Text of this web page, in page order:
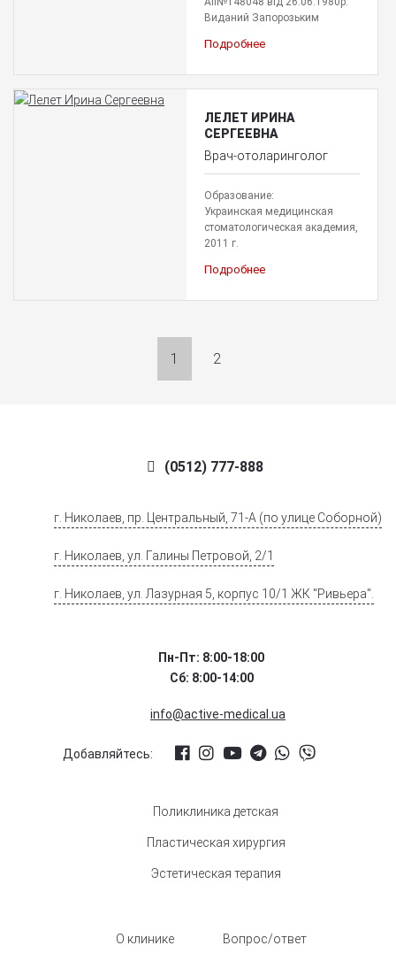
Виданий Запорозьким
Подробнее
ЛЕЛЕТ ИРИНА
СЕРГЕЕВНА
Врач-отоларинголог
Образование:
Украинская медицинская
стоматологическая академия,
2011 г.
Подробнее
1 2
(0512) 777-888
г. Николаев, пр. Центральный, 71-А (по улице Соборной)
г. Николаев, ул. Галины Петровой, 2/1
г. Николаев, ул. Лазурная 5, корпус 10/1 ЖК "Ривьера".
Пн-Пт: 8:00-18:00
Сб: 8:00-14:00
info@active-medical.ua
Добавляйтесь:
Поликлиника детская
Пластическая хирургия
Эстетическая терапия
О клинике Вопрос/ответ